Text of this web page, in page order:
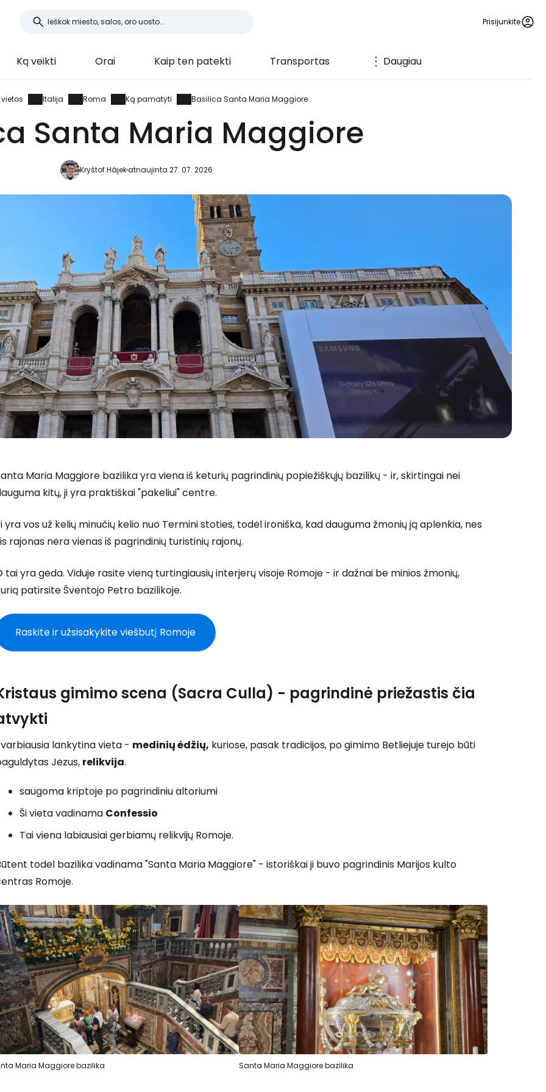
Prisijunkite
Ką veikti Orai Kaip ten patekti Transportas Daugiau
Italija Roma Ką pamatyti Basilica Santa Maria Maggiore
Santa Maria Maggiore
Kryštof Hájekatnaujinta 27. 07. 2026
Maria Maggiore bazilika yra viena iš keturių pagrindinių popiežiškųjų bazilikų - ir, skirtingai nei
kitų, ji yra praktiškai "pakeliui" centre.
yra vos už kelių minučių kelio nuo Termini stoties, todėl ironiška, kad dauguma žmonių ją aplenkia, nes
rajonas nėra vienas iš pagrindinių turistinių rajonų.
tai yra gėda. Viduje rasite vieną turtingiausių interjerų visoje Romoje - ir dažnai be minios žmonių,
patirsite Šventojo Petro bazilikoje.
Raskite ir užsisakykite viešbutį Romoje
gimimo scena (Sacra Culla) - pagrindinė priežastis čia
lankytina vieta - medinių ėdžių, kuriose, pasak tradicijos, po gimimo Betliejuje turėjo būti
Jėzus, relikvija.
saugoma kriptoje po pagrindiniu altoriumi
Ši vieta vadinama Confessio
Tai viena labiausiai gerbiamų relikvijų Romoje.
todėl bazilika vadinama "Santa Maria Maggiore" - istoriškai ji buvo pagrindinis Marijos kulto
Romoje.
Maria Maggiore bazilika Santa Maria Maggiore bazilika